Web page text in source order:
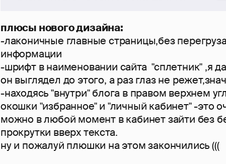
плюсы нового дизайна:
-лаконичные главные страницы,без
информации
-шрифт в наименовании сайта "сплетник" ,я
он выглядел до этого, а раз глаз не
-находясь "внутри" блога в правом верхнем
окошки "избранное" и "личный кабинет" -это
можно в любой момент в кабинет зайти без
прокрутки вверх текста.
ну и пожалуй плюшки на этом закончились (((